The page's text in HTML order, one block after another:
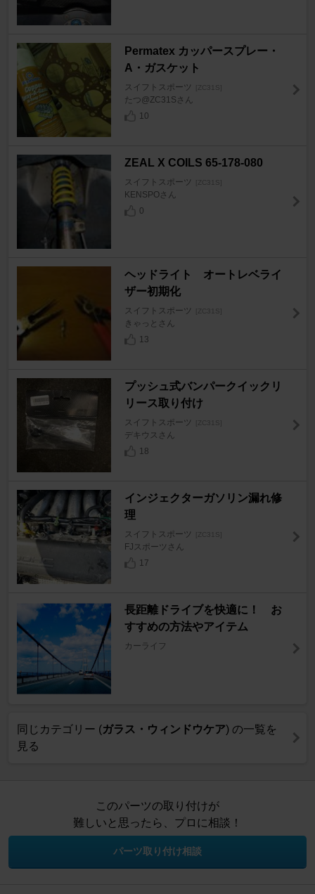
Permatex カッパースプレー・
A・ガスケット
スイフトスポーツ [ZC31S]
たつ@ZC31Sさん
10
ZEAL X COILS 65-178-080
スイフトスポーツ [ZC31S]
KENSPOさん
0
ヘッドライト オートレベライ
ザー初期化
スイフトスポーツ [ZC31S]
きゃっとさん
13
プッシュ式バンパークイックリ
リース取り付け
スイフトスポーツ [ZC31S]
デキウスさん
18
インジェクターガソリン漏れ修
理
スイフトスポーツ [ZC31S]
FJスポーツさん
17
長距離ドライブを快適に！ お
すすめの方法やアイテム
カーライフ
同じカテゴリー (ガラス・ウィンドウケア) の一覧を
見る
このパーツの取り付けが
難しいと思ったら、プロに相談！
パーツ取り付け相談